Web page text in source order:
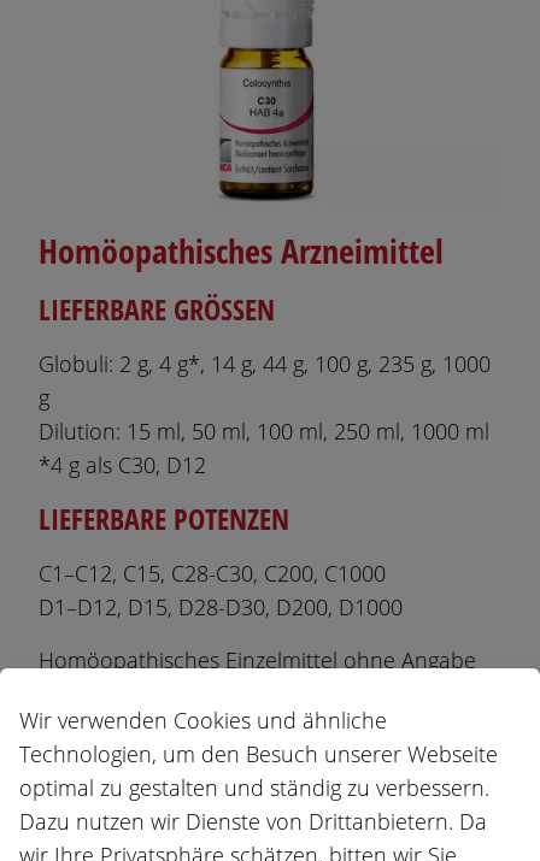
Homöopathisches Arzneimittel
LIEFERBARE GRÖSSEN
Globuli: 2 g, 4 g*, 14 g, 44 g, 100 g, 235 g, 1000
g
Dilution: 15 ml, 50 ml, 100 ml, 250 ml, 1000 ml
*4 g als C30, D12
LIEFERBARE POTENZEN
C1–C12, C15, C28-C30, C200, C1000
D1–D12, D15, D28-D30, D200, D1000
Homöopathisches Einzelmittel ohne Angabe
Arzneimittel.
Haben Sie Fragen zur genauen Anwendung
von diesem Mittel? Lassen Sie sich von einer
Fachperson für Ihre Behandlung beraten und
Wir verwenden Cookies und ähnliche
Technologien, um den Besuch unserer Webseite
optimal zu gestalten und ständig zu verbessern.
Dazu nutzen wir Dienste von Drittanbietern. Da
wir Ihre Privatsphäre schätzen, bitten wir Sie